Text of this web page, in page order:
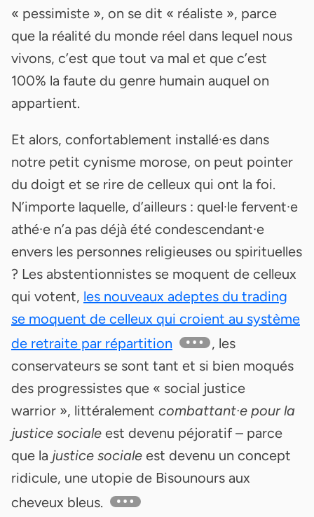
« pessimiste », on se dit « réaliste », parce
que la réalité du monde réel dans lequel nous
vivons, c’est que tout va mal et que c’est
100% la faute du genre humain auquel on
appartient.
Et alors, confortablement installé·es dans
notre petit cynisme morose, on peut pointer
du doigt et se rire de celleux qui ont la foi.
N’importe laquelle, d’ailleurs : quel·le fervent·e
athé·e n’a pas déjà été condescendant·e
envers les personnes religieuses ou spirituelles
? Les abstentionnistes se moquent de celleux
qui votent, les nouveaux adeptes du trading
se moquent de celleux qui croient au système
de retraite par répartition
, les
conservateurs se sont tant et si bien moqués
des progressistes que « social justice
warrior », littéralement combattant·e pour la
justice sociale est devenu péjoratif – parce
que la justice sociale est devenu un concept
ridicule, une utopie de Bisounours aux
cheveux bleus.